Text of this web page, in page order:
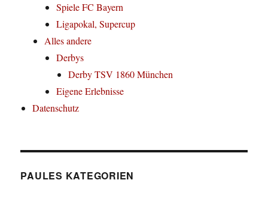
Spiele FC Bayern
Ligapokal, Supercup
Alles andere
Derbys
Derby TSV 1860 München
Eigene Erlebnisse
Datenschutz
PAULES KATEGORIEN